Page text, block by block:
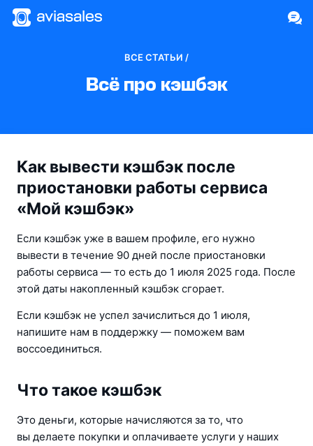
ВСЕ СТАТЬИ /
Всё про кэшбэк
Как вывести кэшбэк после
приостановки работы сервиса
«Мой кэшбэк»
Если кэшбэк уже в вашем профиле, его нужно
вывести в течение 90 дней после приостановки
работы сервиса — то есть до 1 июля 2025 года. После
этой даты накопленный кэшбэк сгорает.
Если кэшбэк не успел зачислиться до 1 июля,
напишите нам в поддержку — поможем вам
воссоединиться.
Что такое кэшбэк
Это деньги, которые начисляются за то, что
вы делаете покупки и оплачиваете услуги у наших